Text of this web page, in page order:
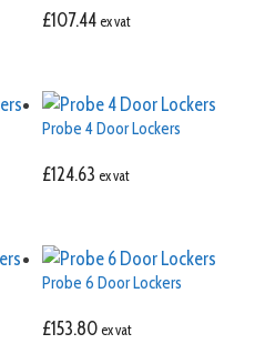
£107.44 ex vat
Probe 4 Door Lockers
£124.63 ex vat
Probe 6 Door Lockers
£153.80 ex vat